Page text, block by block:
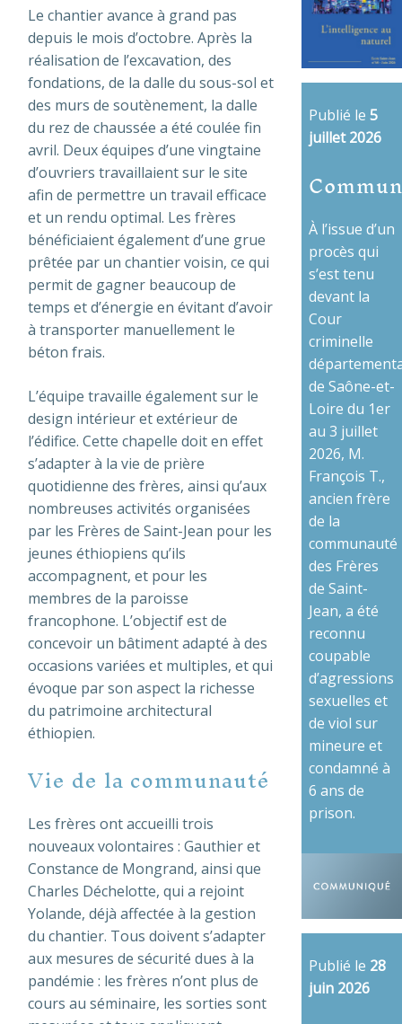
Le chantier avance à grand pas
depuis le mois d’octobre. Après la
réalisation de l’excavation, des
fondations, de la dalle du sous-sol et
des murs de soutènement, la dalle
du rez de chaussée a été coulée fin
avril. Deux équipes d’une vingtaine
d’ouvriers travaillaient sur le site
afin de permettre un travail efficace
et un rendu optimal. Les frères
bénéficiaient également d’une grue
prêtée par un chantier voisin, ce qui
permit de gagner beaucoup de
temps et d’énergie en évitant d’avoir
à transporter manuellement le
béton frais.
L’équipe travaille également sur le
design intérieur et extérieur de
l’édifice. Cette chapelle doit en effet
s’adapter à la vie de prière
quotidienne des frères, ainsi qu’aux
nombreuses activités organisées
par les Frères de Saint-Jean pour les
jeunes éthiopiens qu’ils
accompagnent, et pour les
membres de la paroisse
francophone. L’objectif est de
concevoir un bâtiment adapté à des
occasions variées et multiples, et qui
évoque par son aspect la richesse
du patrimoine architectural
éthiopien.
Vie de la communauté
Les frères ont accueilli trois
nouveaux volontaires : Gauthier et
Constance de Mongrand, ainsi que
Charles Déchelotte, qui a rejoint
Yolande, déjà affectée à la gestion
du chantier. Tous doivent s’adapter
aux mesures de sécurité dues à la
pandémie : les frères n’ont plus de
cours au séminaire, les sorties sont
Publié le 5
juillet 2026
À l’issue d’un
procès qui
s’est tenu
devant la
Cour
criminelle
de Saône-et-
Loire du 1er
au 3 juillet
2026, M.
François T.,
ancien frère
de la
communauté
des Frères
de Saint-
Jean, a été
reconnu
coupable
d’agressions
sexuelles et
de viol sur
mineure et
condamné à
6 ans de
prison.
Publié le 28
juin 2026